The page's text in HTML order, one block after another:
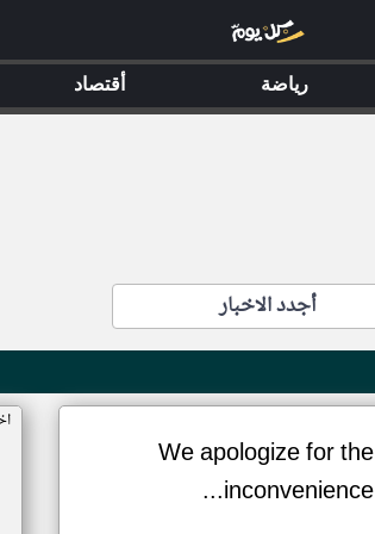
أجدد الاخبار
We apologize for the
inconvenience...
رياضة أقتصاد